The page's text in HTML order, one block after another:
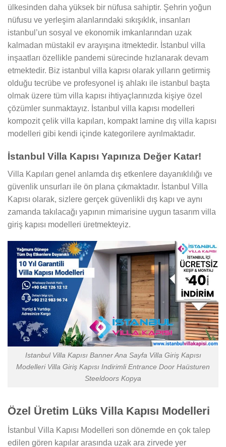
ülkesinden daha yüksek bir nüfusa sahiptir. Şehrin yoğun
nüfusu ve yerleşim alanlarındaki sıkışıklık, insanları
istanbul’un sosyal ve ekonomik imkanlarından uzak
kalmadan müstakil ev arayışına itmektedir. İstanbul villa
inşaatları özellikle pandemi sürecinde hızlanarak devam
etmektedir. Biz istanbul villa kapısı olarak yılların getirmiş
olduğu tecrübe ve profesyonel iş ahlakı ile istanbul başta
olmak üzere tüm villa kapısı ihtiyaçlarınızda kişiye özel
çözümler sunmaktayız. İstanbul villa kapısı modelleri
kompozit çelik villa kapıları, kompakt lamine dış villa kapısı
modelleri gibi kendi içinde kategorilere ayrılmaktadır.
İstanbul Villa Kapısı Yapınıza Değer Katar!
Villa Kapıları genel anlamda dış etkenlere dayanıklılığı ve
güvenlik unsurları ile ön plana çıkmaktadır. İstanbul Villa
Kapısı olarak, sizlere gerçek güvenlikli dış kapı ve aynı
zamanda takılacağı yapının mimarisine uygun tasarım villa
giriş kapısı modelleri üretmekteyiz.
Istanbul Villa Kapısı Banner Ana Sayfa Villa Giriş Kapısı
Modelleri Villa Giriş Kapısı Indirimli Entrance Door Haüsturen
Steeldoors Kopya
Özel Üretim Lüks Villa Kapısı Modelleri
İstanbul Villa Kapısı Modelleri son dönemde en çok talep
edilen gören kapılar arasında uzak ara zirvede yer